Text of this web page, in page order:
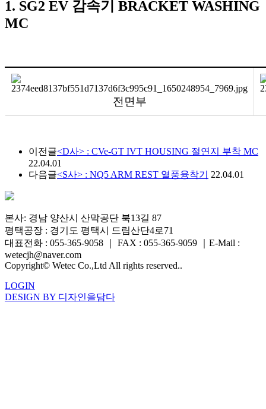
1. SG2 EV 감속기 BRACKET WASHING
MC
전면부
이전글<D사> : CVe-GT IVT HOUSING 절연지 부착 MC
22.04.01
다음글<S사> : NQ5 ARM REST 열풍융착기 22.04.01
본사: 경남 양산시 산막공단 북13길 87
평택공장 : 경기도 평택시 드림산단4로71
대표전화 : 055-365-9058
FAX : 055-365-9059
E-Mail :
wetecjh@naver.com
Copyright© Wetec Co.,Ltd All rights reserved..
LOGIN
DESIGN BY 디자인을담다